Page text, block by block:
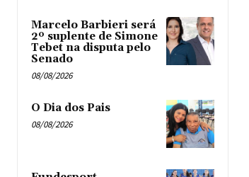
Marcelo Barbieri será
2º suplente de Simone
Tebet na disputa pelo
Senado
08/08/2026
O Dia dos Pais
08/08/2026